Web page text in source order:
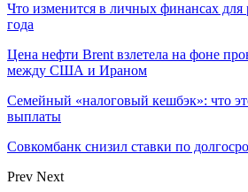
Что изменится в личных финансах
года
Цена нефти Brent взлетела на фоне
между США и Ираном
Семейный «налоговый кешбэк»: что
выплаты
Совкомбанк снизил ставки по
Prev Next